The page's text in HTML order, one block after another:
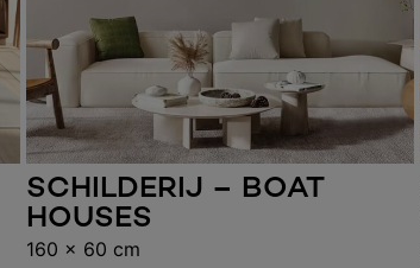
Toevoegen aan winkelwagen
SCHILDERIJ – BOAT
HOUSES
160 x 60 cm